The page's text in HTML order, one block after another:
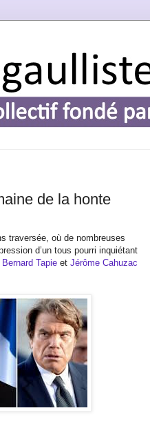
de la honte
traversée, où de nombreuses
d’un tous pourri inquiétant
Bernard Tapie et Jérôme Cahuzac